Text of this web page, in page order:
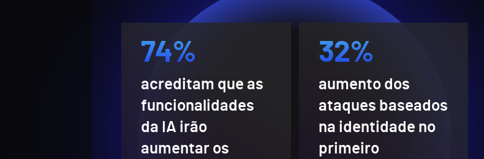
74%
acreditam que as
funcionalidades
da IA irão
aumentar os
32%
aumento dos
ataques baseados
na identidade no
primeiro